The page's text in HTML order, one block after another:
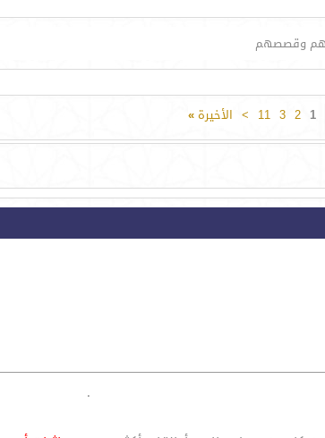
وقصصهم
1
2
3
11
> الأخيرة»
.